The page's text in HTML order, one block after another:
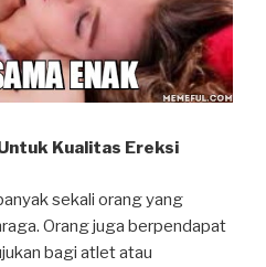
Kualitas Ereksi
sekali orang yang
Orang juga berpendapat
bagi atlet atau